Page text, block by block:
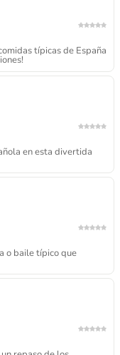
típicas de España
en esta divertida
o baile típico que